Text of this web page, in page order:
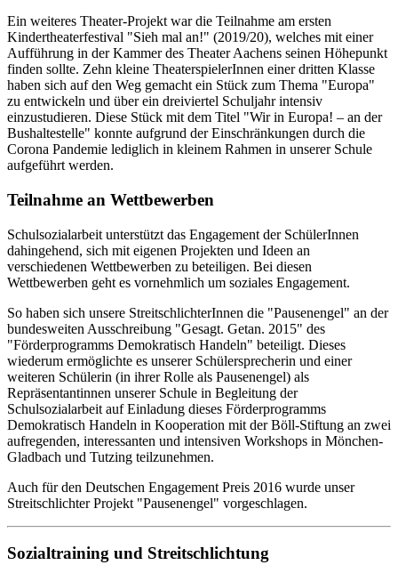
Ein weiteres Theater-Projekt war die Teilnahme am ersten
Kindertheaterfestival "Sieh mal an!" (2019/20), welches mit einer
Aufführung in der Kammer des Theater Aachens seinen Höhepunkt
finden sollte. Zehn kleine TheaterspielerInnen einer dritten Klasse
haben sich auf den Weg gemacht ein Stück zum Thema "Europa"
zu entwickeln und über ein dreiviertel Schuljahr intensiv
einzustudieren. Diese Stück mit dem Titel "Wir in Europa! – an der
Bushaltestelle" konnte aufgrund der Einschränkungen durch die
Corona Pandemie lediglich in kleinem Rahmen in unserer Schule
aufgeführt werden.
Teilnahme an Wettbewerben
Schulsozialarbeit unterstützt das Engagement der SchülerInnen
dahingehend, sich mit eigenen Projekten und Ideen an
verschiedenen Wettbewerben zu beteiligen. Bei diesen
Wettbewerben geht es vornehmlich um soziales Engagement.
So haben sich unsere StreitschlichterInnen die "Pausenengel" an der
bundesweiten Ausschreibung "Gesagt. Getan. 2015" des
"Förderprogramms Demokratisch Handeln" beteiligt. Dieses
wiederum ermöglichte es unserer Schülersprecherin und einer
weiteren Schülerin (in ihrer Rolle als Pausenengel) als
Repräsentantinnen unserer Schule in Begleitung der
Schulsozialarbeit auf Einladung dieses Förderprogramms
Demokratisch Handeln in Kooperation mit der Böll-Stiftung an zwei
aufregenden, interessanten und intensiven Workshops in Mönchen-
Gladbach und Tutzing teilzunehmen.
Auch für den Deutschen Engagement Preis 2016 wurde unser
Streitschlichter Projekt "Pausenengel" vorgeschlagen.
Sozialtraining und Streitschlichtung